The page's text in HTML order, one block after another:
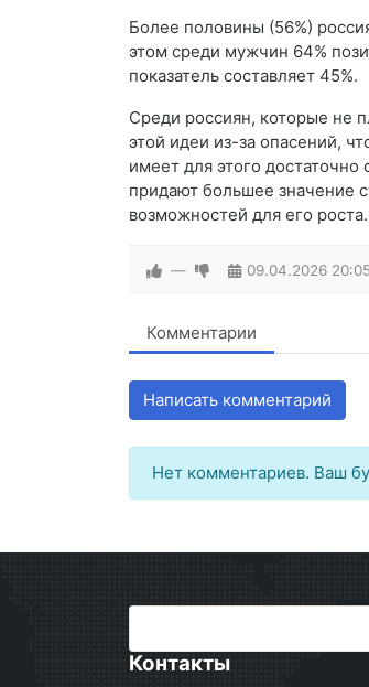
Более половины (56%)
этом среди мужчин 64%
показатель составляет 45%.
Среди россиян, которые не
этой идеи из-за опасений,
имеет для этого достаточно
придают большее значение
возможностей для его роста.
— 09.04.2026
Комментарии
Написать комментарий
Нет комментариев. Ваш
Контакты